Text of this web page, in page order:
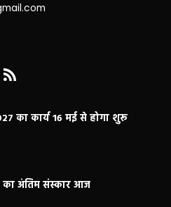
का कार्य 16 मई से होगा शुरू
अंतिम संस्कार आज